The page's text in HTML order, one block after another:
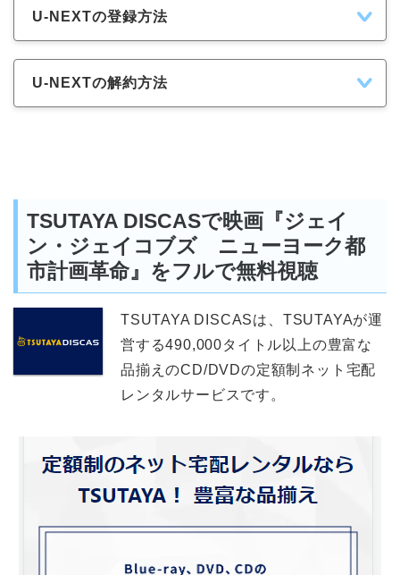
U-NEXTの登録方法
U-NEXTの解約方法
TSUTAYA DISCASで映画『ジェイ
ン・ジェイコブズ ニューヨーク都
市計画革命』をフルで無料視聴
TSUTAYA DISCASは、TSUTAYAが運
営する490,000タイトル以上の豊富な
品揃えのCD/DVDの定額制ネット宅配
レンタルサービスです。